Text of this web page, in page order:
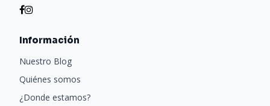
Información
Nuestro Blog
Quiénes somos
¿Donde estamos?